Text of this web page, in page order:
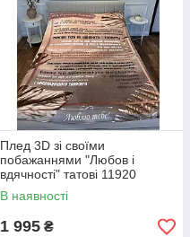
Плед 3D зі своїми
побажаннями "Любов і
вдячності" татові 11920
160х200 см
В наявності
1 995 ₴